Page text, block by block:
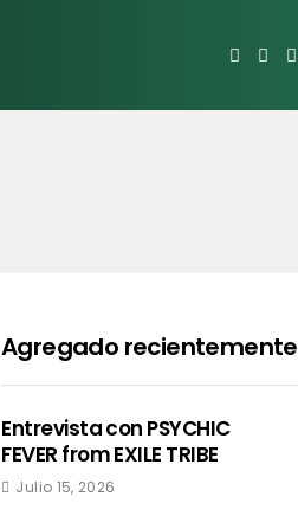
Agregado recientemente
Entrevista con PSYCHIC
FEVER from EXILE TRIBE
Julio 15, 2026